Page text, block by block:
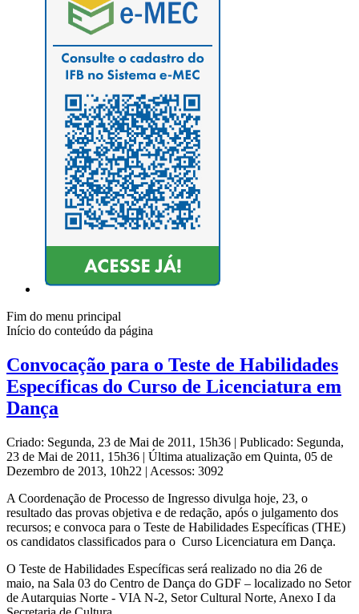
Fim do menu principal
Início do conteúdo da página
Convocação para o Teste de Habilidades
Específicas do Curso de Licenciatura em
Dança
Criado: Segunda, 23 de Mai de 2011, 15h36 | Publicado: Segunda,
23 de Mai de 2011, 15h36 | Última atualização em Quinta, 05 de
Dezembro de 2013, 10h22 | Acessos: 3092
A Coordenação de Processo de Ingresso divulga hoje, 23, o
resultado das provas objetiva e de redação, após o julgamento dos
recursos; e convoca para o Teste de Habilidades Específicas (THE)
os candidatos classificados para o Curso Licenciatura em Dança.
O Teste de Habilidades Específicas será realizado no dia 26 de
maio, na Sala 03 do Centro de Dança do GDF – localizado no Setor
de Autarquias Norte - VIA N-2, Setor Cultural Norte, Anexo I da